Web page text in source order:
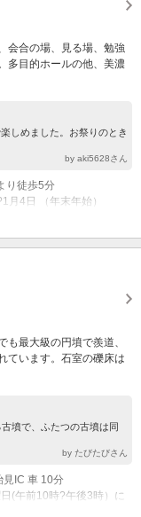
会合の場、見る場、勉強
多目的ホールの他、美濃
しめました。お祭りのとき
by aki5628さん
り徒歩5分
4日 （年末年始）
最大級の円墳で羨道、
ています。石室の礫床は
墳で、ふたつの古墳は同
by たびたびさん
見IC 車 10分
(午前10時?午後3時）に